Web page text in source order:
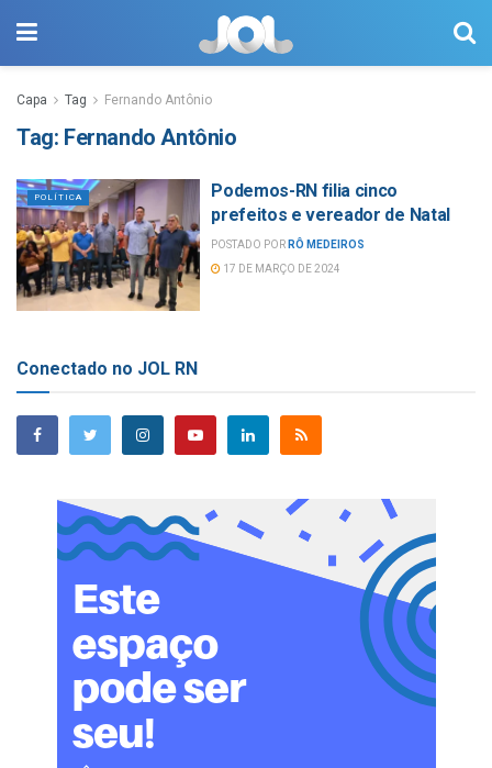
Capa Tag Fernando Antônio
Tag: Fernando Antônio
POLÍTICA
Podemos-RN filia cinco
prefeitos e vereador de Natal
POSTADO POR RÔ MEDEIROS
17 DE MARÇO DE 2024
Conectado no JOL RN